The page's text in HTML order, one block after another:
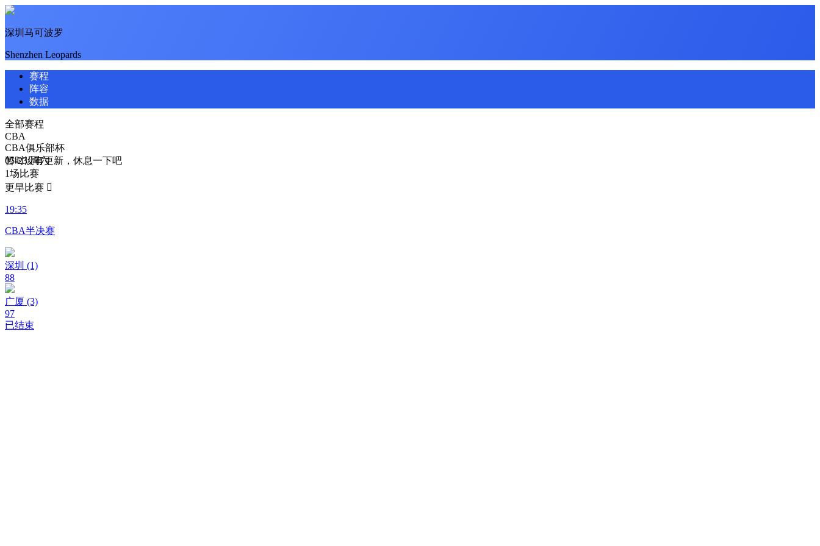
深圳马可波罗
Shenzhen Leopards
赛程
阵容
数据
全部赛程
CBA
CBA俱乐部杯
暂时没有更新，休息一下吧
05-23/周六
1场比赛
更早比赛 
19:35
CBA半决赛
深圳 (1)
88
广厦 (3)
97
已结束